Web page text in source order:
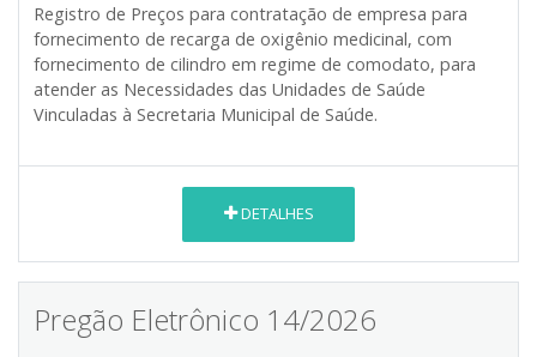
Registro de Preços para contratação de empresa para
fornecimento de recarga de oxigênio medicinal, com
fornecimento de cilindro em regime de comodato, para
atender as Necessidades das Unidades de Saúde
Vinculadas à Secretaria Municipal de Saúde.
DETALHES
Pregão Eletrônico 14/2026